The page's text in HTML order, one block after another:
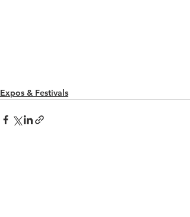
Expos & Festivals